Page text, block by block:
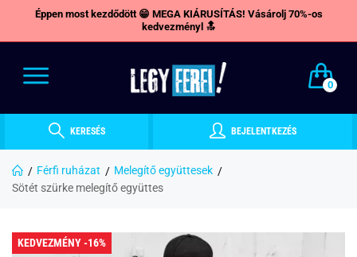
Éppen most kezdődött 😁 MEGA KIÁRUSÍTÁS! Vásárolj 70%-os
kedvezményl 🔝
0
KERESÉS BEJELENTKEZÉS
Férfi ruházat
Melegítő együttesek
Sötét szürke melegítő együttes
KEDVEZMÉNY -16%